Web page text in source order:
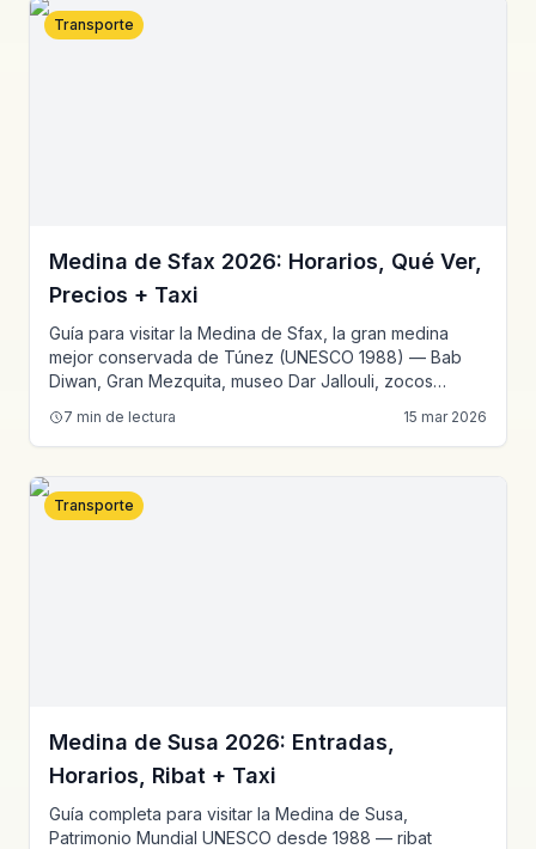
Transporte
Medina de Sfax 2026: Horarios, Qué Ver,
Precios + Taxi
Guía para visitar la Medina de Sfax, la gran medina
mejor conservada de Túnez (UNESCO 1988) — Bab
Diwan, Gran Mezquita, museo Dar Jallouli, zocos
7 min de lectura 15 mar 2026
Transporte
Medina de Susa 2026: Entradas,
Horarios, Ribat + Taxi
Guía completa para visitar la Medina de Susa,
Patrimonio Mundial UNESCO desde 1988 — ribat